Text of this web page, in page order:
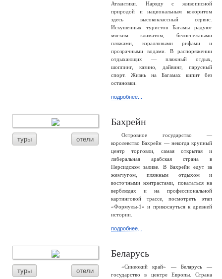
Атлантики. Наряду с живописной
природой и национальным колоритом
здесь высококлассный сервис.
Искушенных туристов Багамы радуют
мягким климатом, белоснежными
пляжами, коралловыми рифами и
прозрачными водами. В распоряжении
отдыхающих — пляжный отдых,
шоппинг, казино, дайвинг, парусный
спорт. Жизнь на Багамах кипит без
остановки.
подробнее...
туры отели
Бахрейн
Островное государство —
королевство Бахрейн — некогда крупный
центр торговли, самая открытая и
либеральная арабская страна в
Персидском заливе. В Бахрейн едут за
жемчугом, пляжным отдыхом и
восточными контрастами, покататься на
верблюдах и на профессиональной
картинговой трассе, посмотреть этап
«Формулы-1» и прикоснуться к древней
истории.
подробнее...
туры отели
Беларусь
«Синеокий край» — Беларусь —
государство в центре Европы. Страна